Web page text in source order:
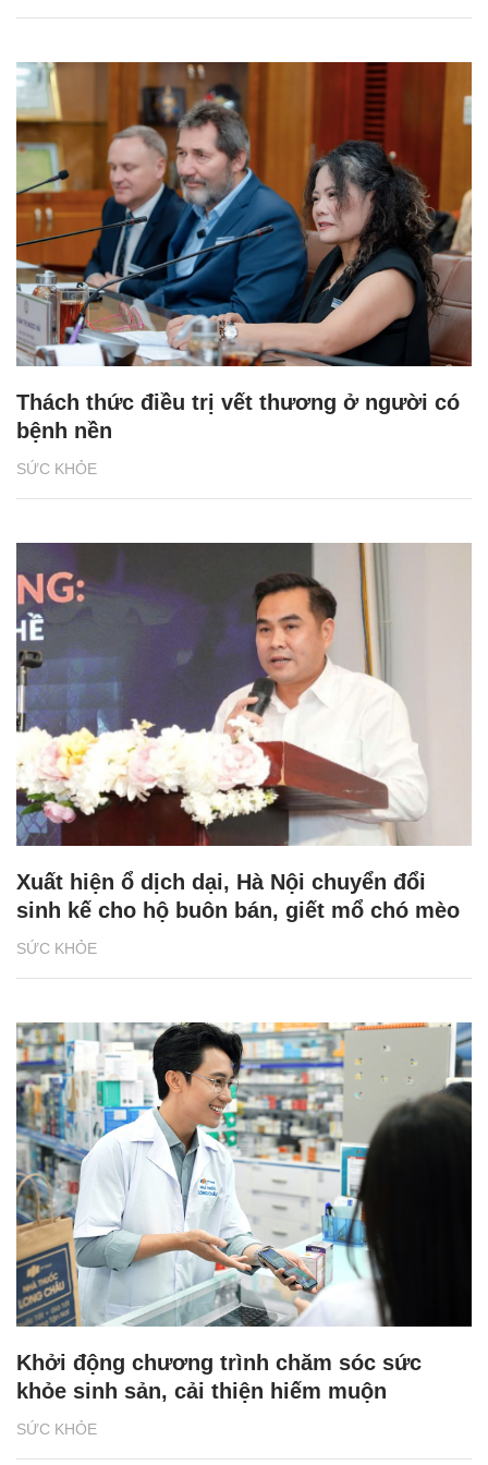
SỨC KHỎE
Thách thức điều trị vết thương ở người có
bệnh nền
SỨC KHỎE
Xuất hiện ổ dịch dại, Hà Nội chuyển đổi
sinh kế cho hộ buôn bán, giết mổ chó mèo
SỨC KHỎE
Khởi động chương trình chăm sóc sức
khỏe sinh sản, cải thiện hiếm muộn